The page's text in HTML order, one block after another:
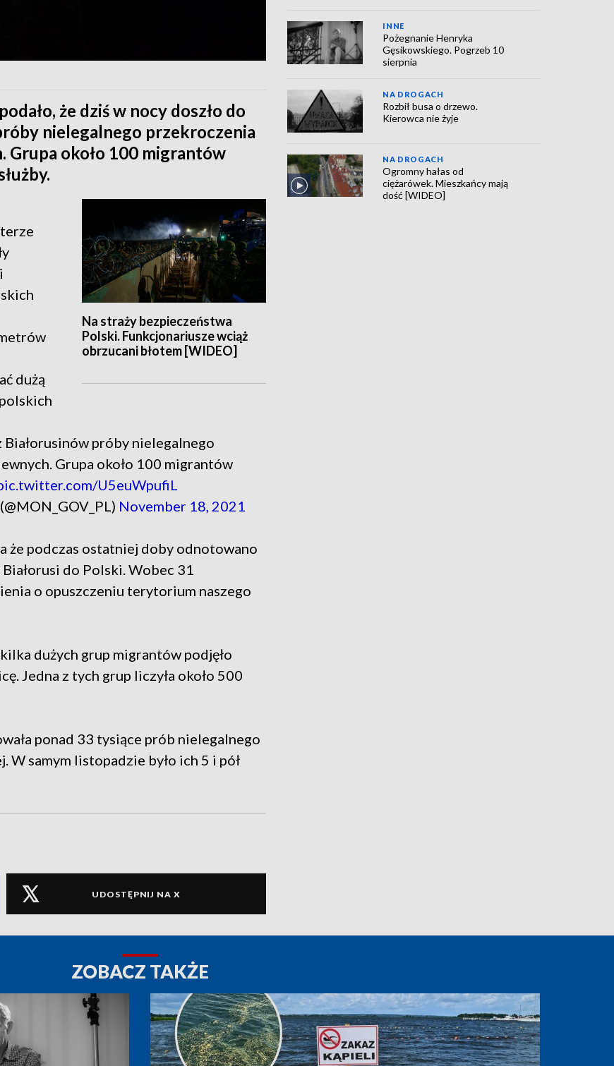
że dziś w nocy doszło do
nielegalnego przekroczenia
Grupa około 100 migrantów
Na straży bezpieczeństwa
Polski. Funkcjonariusze wciąż
obrzucani błotem [WIDEO]
dużą
próby nielegalnego
Grupa około 100 migrantów
U5euWpufiL
November 18, 2021
że podczas ostatniej doby odnotowano
do Polski. Wobec 31
o opuszczeniu terytorium naszego
dużych grup migrantów podjęło
Jedna z tych grup liczyła około 500
ponad 33 tysiące prób nielegalnego
samym listopadzie było ich 5 i pół
UDOSTĘPNIJ NA X
INNE
Pożegnanie Henryka
Gęsikowskiego. Pogrzeb 10
sierpnia
NA DROGACH
Rozbił busa o drzewo.
Kierowca nie żyje
NA DROGACH
Ogromny hałas od
ciężarówek. Mieszkańcy mają
dość [WIDEO]
ZOBACZ TAKŻE